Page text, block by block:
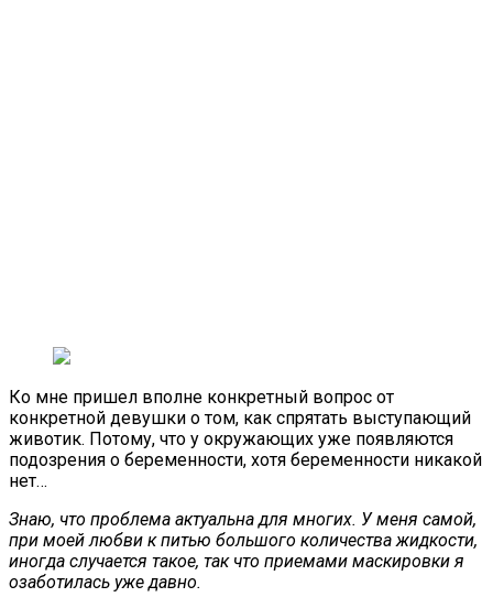
Ко мне пришел вполне конкретный вопрос от
конкретной девушки о том, как спрятать выступающий
животик. Потому, что у окружающих уже появляются
подозрения о беременности, хотя беременности никакой
нет…
Знаю, что проблема актуальна для многих. У меня самой,
при моей любви к питью большого количества жидкости,
иногда случается такое, так что приемами маскировки я
озаботилась уже давно.